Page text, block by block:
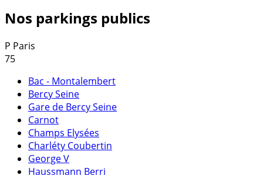
Nos parkings publics
P Paris
75
Bac - Montalembert
Bercy Seine
Gare de Bercy Seine
Carnot
Champs Elysées
Charléty Coubertin
George V
Haussmann Berri